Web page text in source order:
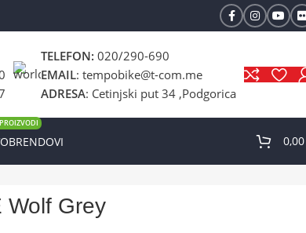
TELEFON: 020/290-690
EMAIL: tempobike@t-com.me
ADRESA: Cetinjski put 34 ,Podgorica
BRENDOVI
Wolf Grey